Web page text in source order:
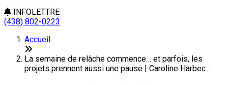
INFOLETTRE
(438) 802-0223
Accueil
La semaine de relâche commence… et parfois, les
projets prennent aussi une pause | Caroline Harbec .